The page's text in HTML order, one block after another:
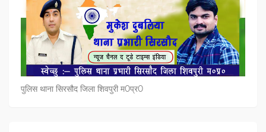
पुलिस थाना सिरसौद जिला शिवपुरी म0प्र0